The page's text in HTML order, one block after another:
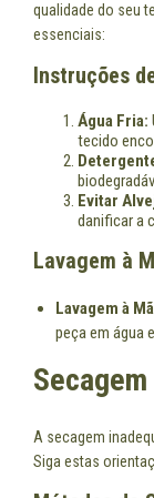
qualidade do seu
essenciais:
Instruções
Água Fria:
tecido
Evitar
danificar a
Lavagem à
Lavagem à
peça em água
A secagem
Siga estas